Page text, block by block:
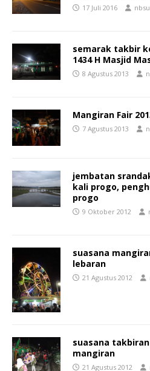
17 Juli 2016
semarak takbir
1434 H Masjid
8 Agustus 2013
Mangiran Fair
7 Agustus 2013
jembatan
kali progo,
progo
9 Oktober 2012
suasana
lebaran
21 Agustus 2012
suasana
mangiran
21 Agustus 2012